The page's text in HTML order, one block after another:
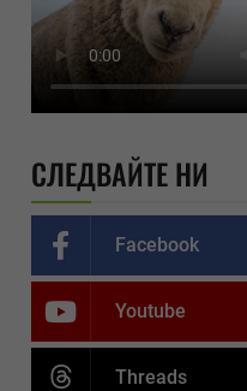
СЛЕДВАЙТЕ НИ
Facebook
Youtube
Threads